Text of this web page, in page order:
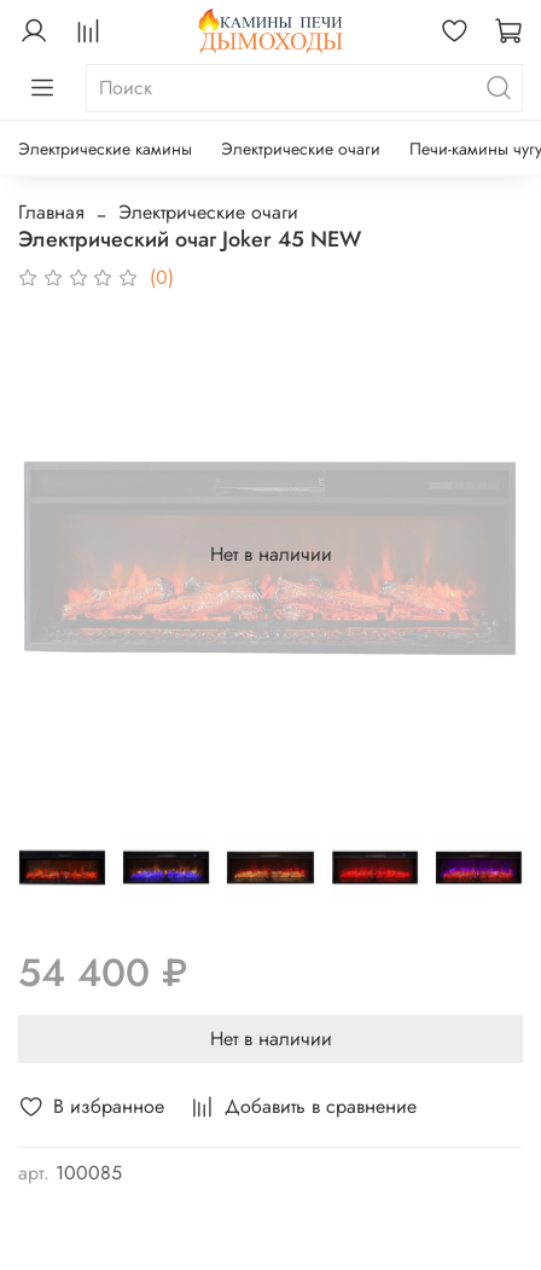
Электрические камины Электрические очаги Печи-камины
Главная Электрические очаги
Электрический очаг Joker 45 NEW
(0)
В избранное Добавить в сравнение
арт. 100085
Нет в наличии
54 400 ₽
Нет в наличии